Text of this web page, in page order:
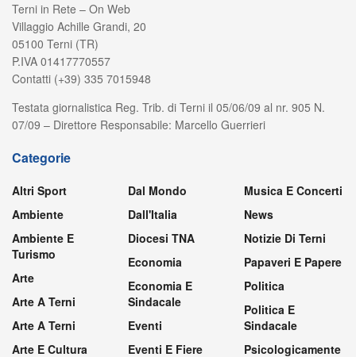
Terni in Rete – On Web
Villaggio Achille Grandi, 20
05100 Terni (TR)
P.IVA 01417770557
Contatti (+39) 335 7015948
Testata giornalistica Reg. Trib. di Terni il 05/06/09 al nr. 905 N.
07/09 – Direttore Responsabile: Marcello Guerrieri
Categorie
Altri Sport
Ambiente
Ambiente E
Turismo
Arte
Arte A Terni
Arte A Terni
Arte E Cultura
Dal Mondo
Dall'Italia
Diocesi TNA
Economia
Economia E
Sindacale
Eventi
Eventi E Fiere
Musica E Concerti
News
Notizie Di Terni
Papaveri E Papere
Politica
Politica E
Sindacale
Psicologicamente